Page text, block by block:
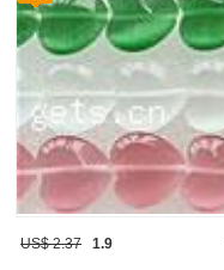
US$ 2.37 1.9